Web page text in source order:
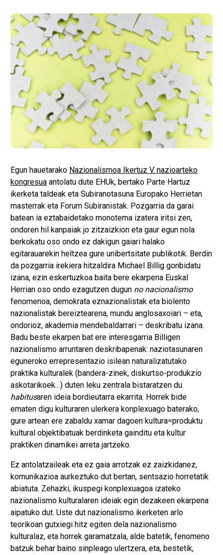
Egun hauetarako Nazionalismoa Ikertuz V. nazioarteko
kongresuaantolatu dute EHUk, bertako Parte Hartuz
ikerketa taldeak eta Subiranotasuna Europako Herrietan
masterrak eta Forum Subiranistak. Pozgarria da garai
batean ia eztabaidetako monotema izatera iritsi zen,
ondoren hil kanpaiak jo zitzaizkion eta gaur egun nola
berkokatu oso ondo ez dakigun gaiari halako
egitarauarekin heltzea gure unibertsitate publikotik. Berdin
da pozgarria irekiera hitzaldira Michael Billig gonbidatu
izana, ezin eskertuzkoa baita bere ekarpena Euskal
Herrian oso ondo ezagutzen dugun no nacionalismo
fenomenoa, demokrata eznazionalistak eta biolento
nazionalistak bereiztearena, mundu anglosaxoiari – eta,
ondorioz, akademia mendebaldarrari – deskribatu izana.
Badu beste ekarpen bat ere interesgarria Billigen
nazionalismo arruntaren deskribapenak: naziotasunaren
eguneroko errepresentazio isilean naturalizatutako
praktika kulturalek (bandera-zinek, diskurtso-produkzio
askotarikoek…) duten leku zentrala bistaratzen du
habitusaren ideia bordieutarra ekarrita. Horrek bide
ematen digu kulturaren ulerkera konplexuago baterako,
gure artean ere zabaldu xamar dagoen kultura=produktu
kultural objektibatuak berdinketa gainditu eta kultur
praktiken dinamikei arreta jartzeko.
Ez antolatzaileak eta ez gaia arrotzak ez zaizkidanez,
komunikazioa aurkeztuko dut bertan, sentsazio horretatik
abiatuta. Zehazki, ikuspegi konplexuagoa izateko
nazionalismo kulturalaren ideiak egin dezakeen ekarpena
aipatuko dut. Uste dut nazionalismo ikerketen arlo
teorikoan gutxiegi hitz egiten dela nazionalismo
kulturalaz, eta horrek garamatzala, alde batetik, fenomeno
batzuk behar baino sinpleago ulertzera, eta, bestetik,